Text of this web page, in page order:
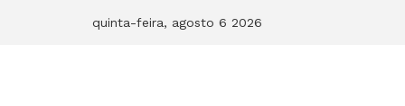
quinta-feira, agosto 6 2026